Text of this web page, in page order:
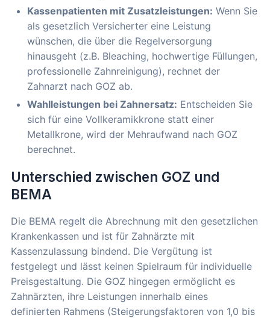
Kassenpatienten mit Zusatzleistungen: Wenn Sie
als gesetzlich Versicherter eine Leistung
wünschen, die über die Regelversorgung
hinausgeht (z.B. Bleaching, hochwertige Füllungen,
professionelle Zahnreinigung), rechnet der
Zahnarzt nach GOZ ab.
Wahlleistungen bei Zahnersatz: Entscheiden Sie
sich für eine Vollkeramikkrone statt einer
Metallkrone, wird der Mehraufwand nach GOZ
berechnet.
Unterschied zwischen GOZ und
BEMA
Die BEMA regelt die Abrechnung mit den gesetzlichen
Krankenkassen und ist für Zahnärzte mit
Kassenzulassung bindend. Die Vergütung ist
festgelegt und lässt keinen Spielraum für individuelle
Preisgestaltung. Die GOZ hingegen ermöglicht es
Zahnärzten, ihre Leistungen innerhalb eines
definierten Rahmens (Steigerungsfaktoren von 1,0 bis